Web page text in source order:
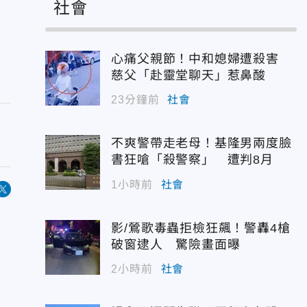
社會
心痛父親節！中和媳婦遭殺害
慈父「赴靈堂聊天」惹鼻酸
23分鐘前 社會
不爽警帶走老母！基隆男兩度臉
書狂嗆「殺警察」 遭判8月
1小時前 社會
影/鶯歌毒蟲拒檢狂飆！警轟4槍
破窗逮人 驚險畫面曝
2小時前 社會